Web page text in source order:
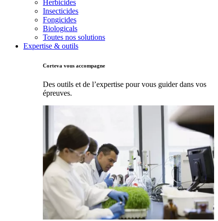
Herbicides
Insecticides
Fongicides
Biologicals
Toutes nos solutions
Expertise & outils
Corteva vous accompagne
Des outils et de l’expertise pour vous guider dans vos
épreuves.